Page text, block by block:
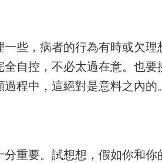
些，病者的行為有時或欠
自控，不必太過在意。也
程中，這絕對是意料之內的。
重要。試想想，假如你和